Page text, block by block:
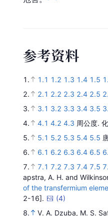
参考资料
1. 1.1 1.2 1.3 1.4 1.5
2.
2.1 2.2 2.3 2.4 2.5
3.
3.1 3.2 3.3 3.4 3.5
4.
4.1 4.2 4.3 周公度.
5.
5.1 5.2 5.3 5.4 5.5
6.
6.1 6.2 6.3 6.4 6.5
7.
7.1 7.2 7.3 7.4 7.5
apstra, A. H. and
of the transfermium
2-16].
(4)
8.
V. A. Dzuba, M. S.